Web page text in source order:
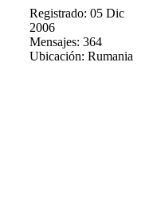
Registrado: 05 Dic
2006
Mensajes: 364
Ubicación: Rumania